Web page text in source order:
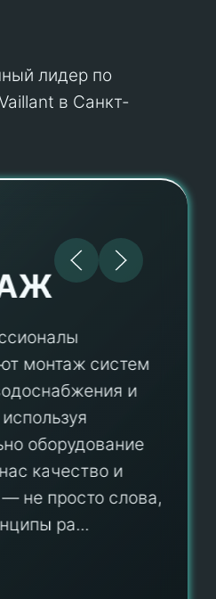
лидер по
в Санкт-
монтаж систем
и
оборудование
качество и
просто слова, а
ра...